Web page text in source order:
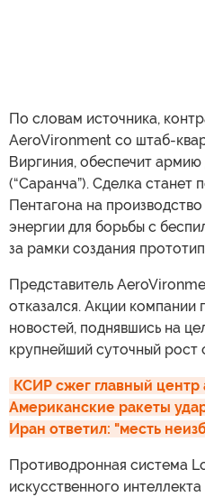
По словам источника,
AeroVironment со штаб-
Виргиния, обеспечит
(“Саранча”). Сделка станет
Пентагона на
энергии для борьбы с
за рамки создания
Представитель
отказался. Акции
новостей, поднявшись на
крупнейший суточный рост
КСИР сжег главный
Американские ракеты
Иран ответил: "месть
Противодронная система
искусственного